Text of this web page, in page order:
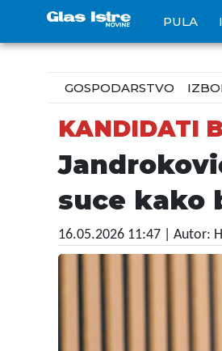
PULA
GOSPODARSTVO
KANDIDATI
suce kako
16.05.2026 11:47 | Autor: